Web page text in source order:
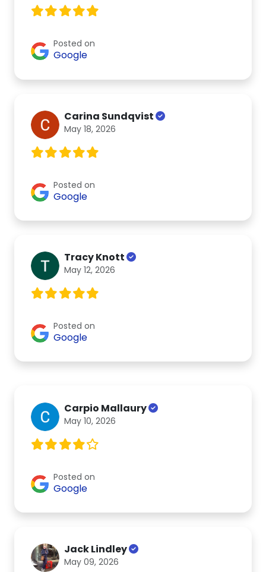
Posted on
Google
Carina Sundqvist
May 18, 2026
Posted on
Google
Tracy Knott
May 12, 2026
Posted on
Google
Carpio Mallaury
May 10, 2026
Posted on
Google
Jack Lindley
May 09, 2026